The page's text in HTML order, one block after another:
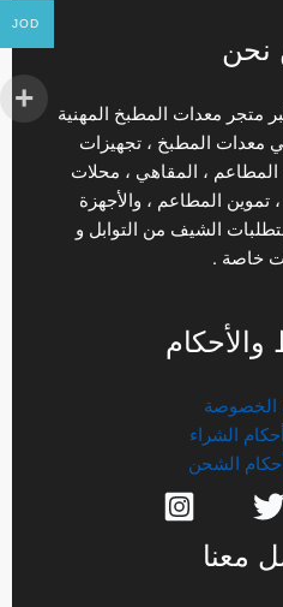
نحن
معدات المطبخ المهنية
معدات المطبخ ، تجهيزات
المطاعم ، المقاهي ، محلات
تموين المطاعم ، والأجهزة
الشيف من التوابل و
خاصة .
الخصوصة
الشراء
الشحن
معنا
JOD